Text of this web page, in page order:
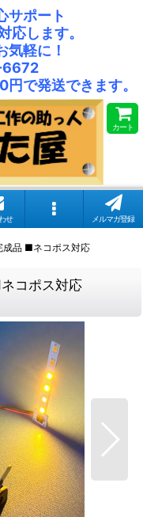
サポート
応します。
気軽に！
で発送できます。
カート
せ メルマガ登録
成品 ■ネコポス対応
コポス対応